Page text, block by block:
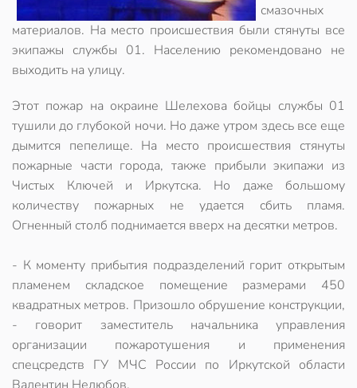
смазочных
материалов. На место происшествия были стянуты все
экипажы службы 01. Населению рекомендовано не
выходить на улицу.
Этот пожар на окраине Шелехова бойцы службы 01
тушили до глубокой ночи. Но даже утром здесь все еще
дымится пепелище. На место происшествия стянуты
пожарные части города, также прибыли экипажи из
Чистых Ключей и Иркутска. Но даже большому
количеству пожарных не удается сбить пламя.
Огненный столб поднимается вверх на десятки метров.
- К моменту прибытия подразделений горит открытым
пламенем складское помещение размерами 450
квадратных метров. Призошло обрушение конструкции,
- говорит заместитель начальника управления
организации пожаротушения и применения
спецсредств ГУ МЧС России по Иркутской области